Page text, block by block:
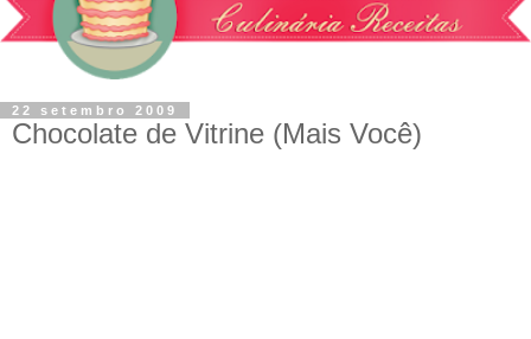
22 setembro 2009
Chocolate de Vitrine (Mais Você)